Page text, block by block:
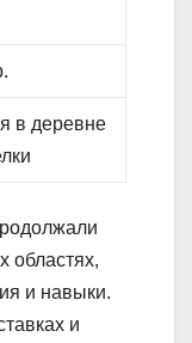
в деревне
областях,
и навыки.
и